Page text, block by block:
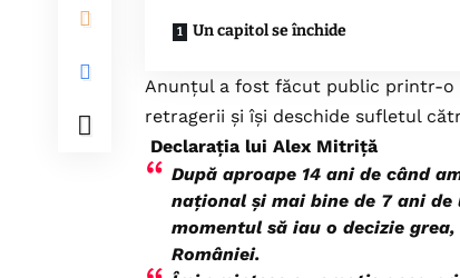
Un capitol se închide
Anunțul a fost făcut public printr-o
retragerii și își deschide sufletul
Declarația lui Alex Mitriță
După aproape 14 ani de când
național și mai bine de 7 ani
momentul să iau o decizie
României.